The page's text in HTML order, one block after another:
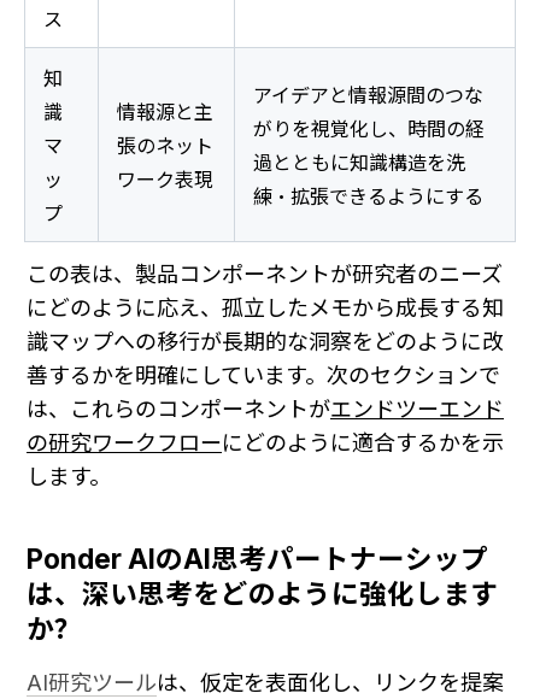
ス
知
識
マ
ッ
プ
情報源と主
張のネット
ワーク表現
アイデアと情報源間のつな
がりを視覚化し、時間の経
過とともに知識構造を洗
練・拡張できるようにする
この表は、製品コンポーネントが研究者のニーズ
にどのように応え、孤立したメモから成長する知
識マップへの移行が長期的な洞察をどのように改
善するかを明確にしています。次のセクションで
は、これらのコンポーネントがエンドツーエンド
の研究ワークフローにどのように適合するかを示
します。
Ponder AIのAI思考パートナーシップ
は、深い思考をどのように強化します
か？
AI研究ツールは、仮定を表面化し、リンクを提案